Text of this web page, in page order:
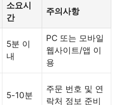
소요시
간
주의사항
5분 이
내
PC 또는 모바일
웹사이트/앱 이
용
5-10분
주문 번호 및 연
락처 정보 준비